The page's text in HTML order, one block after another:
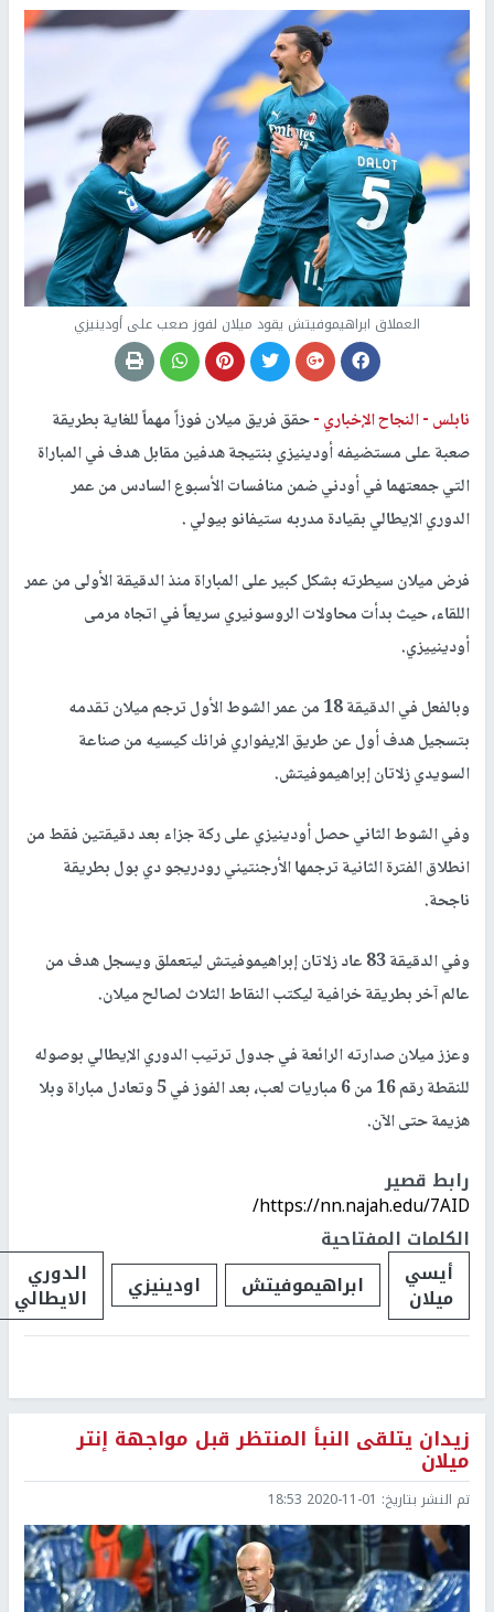
العملاق ابراهيموفيتش يقود ميلان لفوز صعب على أودينيزي
نابلس -النجاح الإخباري -حقق فريق ميلان فوزاً مهماً للغاية بطريقة
صعبة على مستضيفه أودينيزي بنتيجة هدفين مقابل هدف في المباراة
التي جمعتهما في أودني ضمن منافسات الأسبوع السادس من عمر
الدوري الإيطالي بقيادة مدربه ستيفانو بيولي.
فرض ميلان سيطرته بشكل كبير على المباراة منذ الدقيقة الأولى من عمر
اللقاء، حيث بدأت محاولات الروسونيري سريعاً في اتجاه مرمى
أودينييزي.
وبالفعل في الدقيقة 18 من عمر الشوط الأول ترجم ميلان تقدمه
بتسجيل هدف أول عن طريق الإيفواري فرانك كيسيه من صناعة
السويدي زلاتان إبراهيموفيتش.
وفي الشوط الثاني حصل أودينيزي على ركة جزاء بعد دقيقتين فقط من
انطلاق الفترة الثانية ترجمها الأرجنتيني رودريجو دي بول بطريقة
ناجحة.
وفي الدقيقة 83 عاد زلاتان إبراهيموفيتش ليتعملق ويسجل هدف من
عالم آخر بطريقة خرافية ليكتب النقاط الثلاث لصالح ميلان.
وعزز ميلان صدارته الرائعة في جدول ترتيب الدوري الإيطالي بوصوله
للنقطة رقم 16 من 6 مباريات لعب، بعد الفوز في 5 وتعادل مباراة وبلا
هزيمة حتى الآن.
رابط قصير
https://nn.najah.edu/7AID/
الكلمات المفتاحية
أيسي
ميلان ابراهيموفيتش اودينيزي الدوري
الايطالي
زيدان يتلقى النبأ المنتظر قبل مواجهة إنتر
ميلان
تم النشر بتاريخ: 2020-11-01 18:53